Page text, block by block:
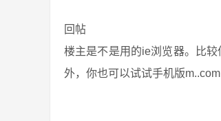
回帖
楼主是不是用的ie浏览器。比
外，你也可以试试手机版